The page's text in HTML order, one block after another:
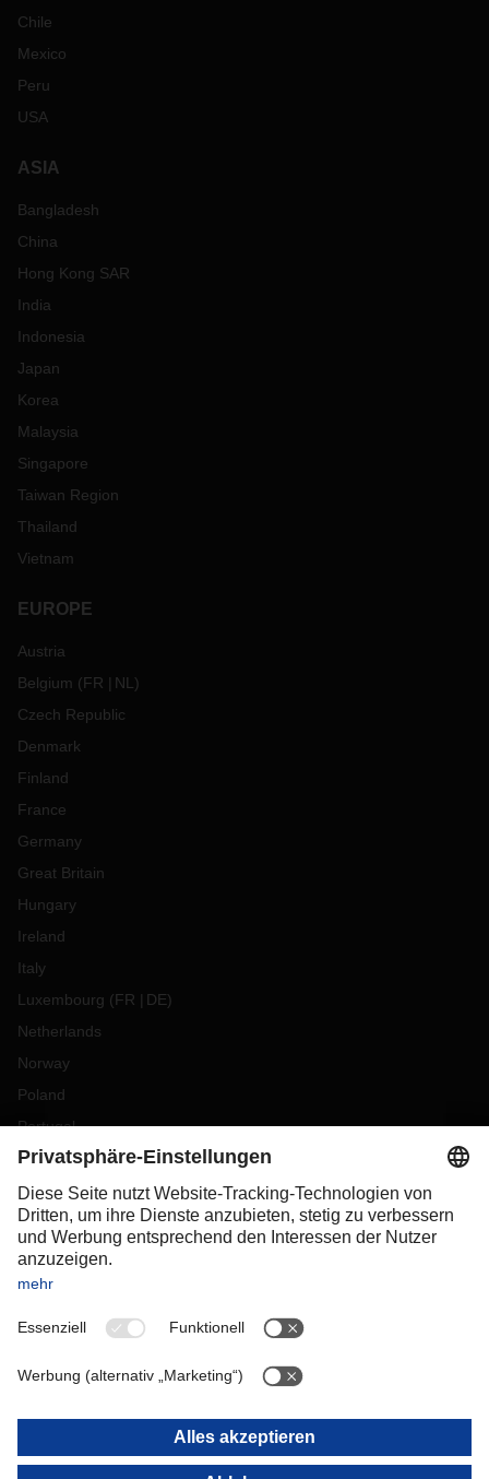
Chile
Mexico
Peru
USA
ASIA
Bangladesh
China
Hong Kong SAR
India
Indonesia
Japan
Korea
Malaysia
Singapore
Taiwan Region
Thailand
Vietnam
EUROPE
Austria
Belgium (FR NL )
Czech Republic
Denmark
Finland
France
Germany
Great Britain
Hungary
Ireland
Italy
Luxembourg (FR DE)
Netherlands
Norway
Poland
Portugal
Romania
Slovakia
Spain
Sweden
Switzerland
OCEANIA